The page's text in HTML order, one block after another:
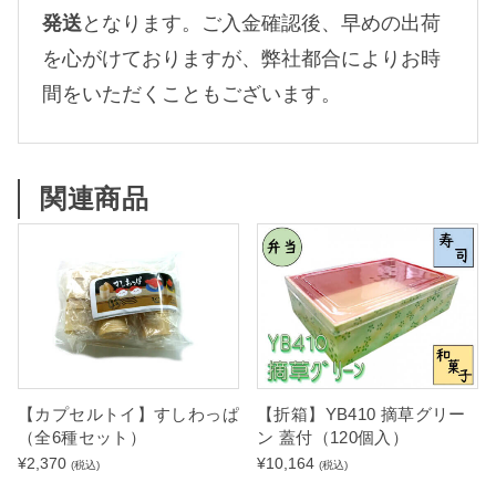
発送 となります。ご入金確認後、早めの出荷
を心がけておりますが、弊社都合によりお時
間をいただくこともございます。
関連商品
【カプセルトイ】すしわっぱ
（全6種セット）
¥2,370 (税込)
【折箱】YB410 摘草グリー
ン 蓋付（120個入）
¥10,164 (税込)